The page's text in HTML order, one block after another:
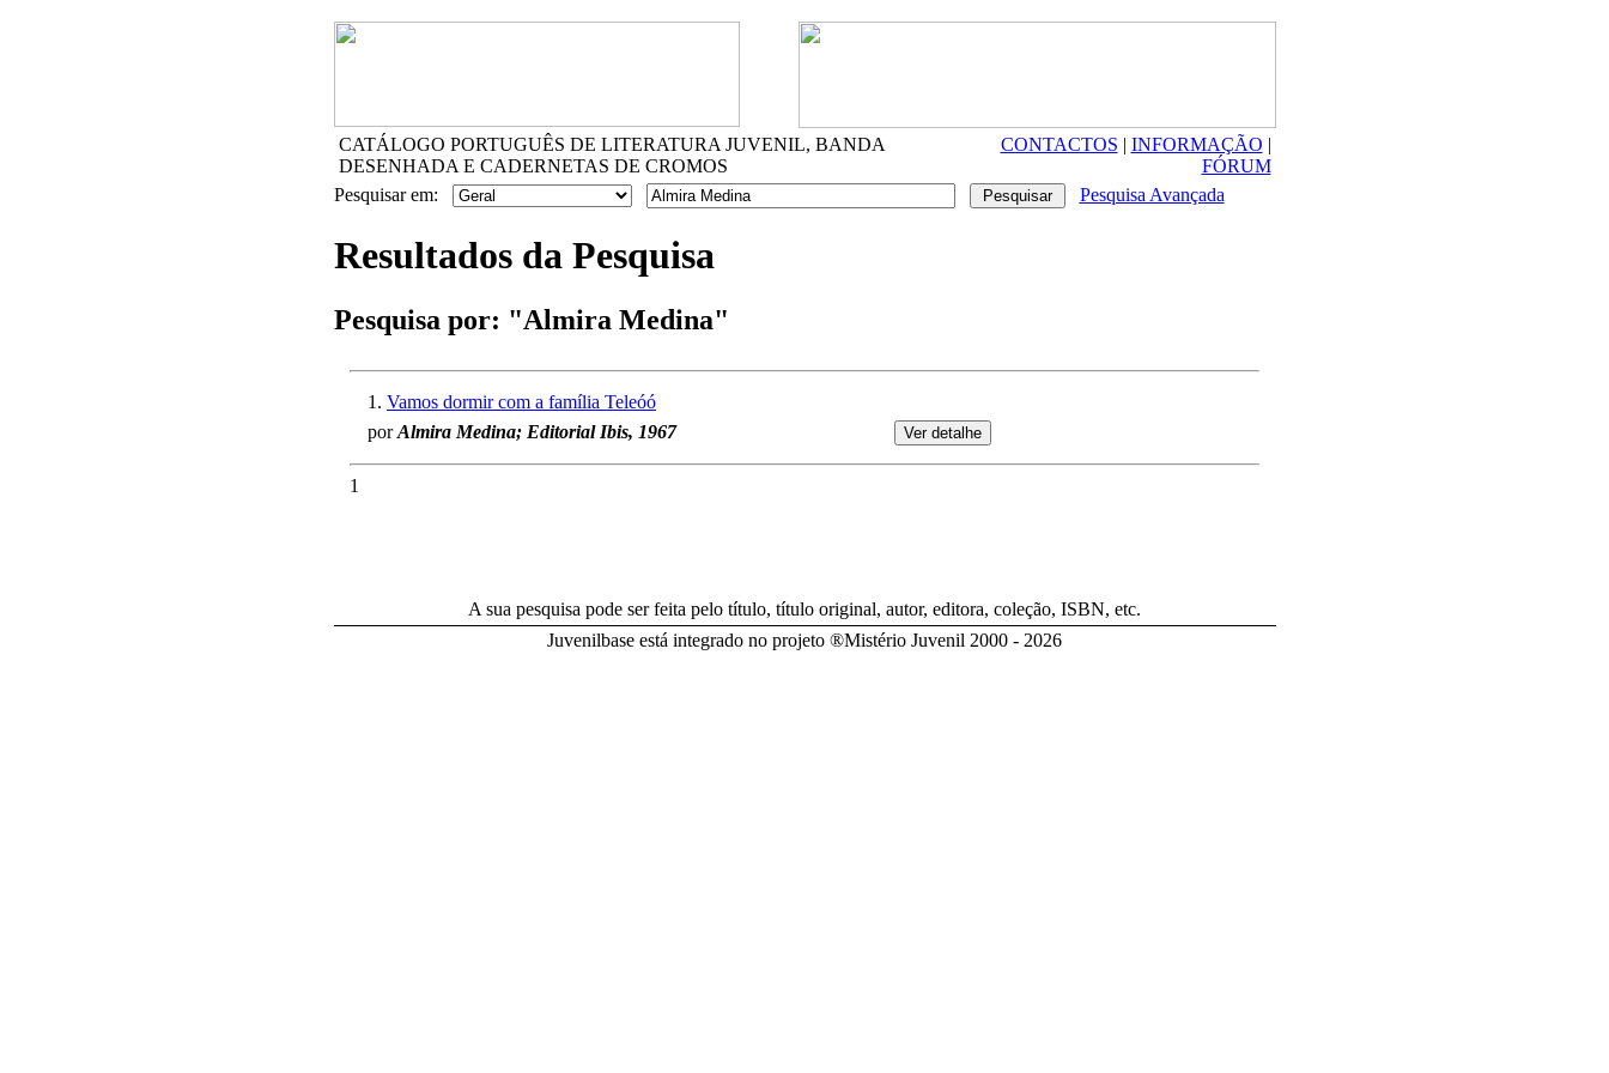
CATÁLOGO PORTUGUÊS DE LITERATURA JUVENIL, BANDA
DESENHADA E CADERNETAS DE CROMOS
CONTACTOS | INFORMAÇÃO |
FÓRUM
Pesquisar em:
Pesquisa Avançada
Resultados da Pesquisa
Pesquisa por: "Almira Medina"
1. Vamos dormir com a família Teleóó
porAlmira Medina; Editorial Ibis, 1967
1
A sua pesquisa pode ser feita pelo título, título original, autor, editora, coleção, ISBN, etc.
Juvenilbase está integrado no projeto ®Mistério Juvenil 2000 - 2026